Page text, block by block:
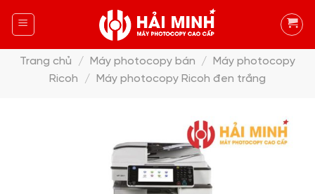
Trang chủ
/ Máy photocopy bán /
Máy photocopy
Ricoh
/ Máy photocopy Ricoh đen trắng